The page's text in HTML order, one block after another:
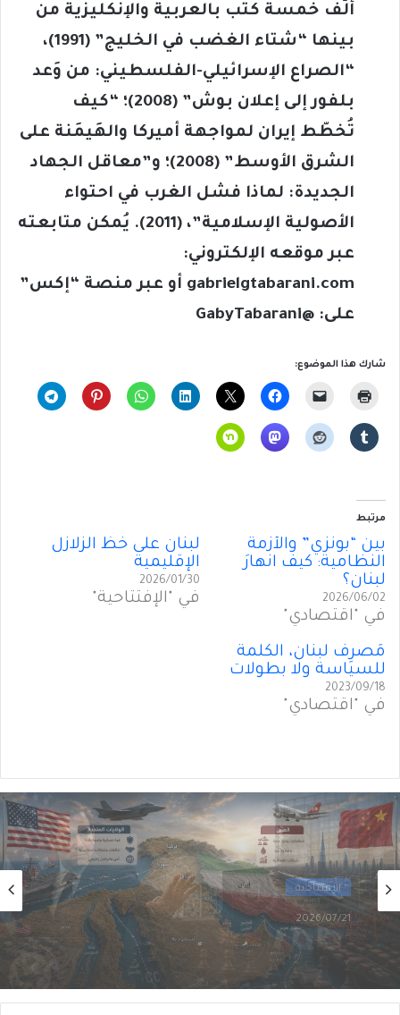
ألّفَ خمسة كتب بالعربية والإنكليزية من
بينها “شتاء الغضب في الخليج” (1991)،
“الصراع الإسرائيلي-الفلسطيني: من وَعد
بلفور إلى إعلان بوش” (2008)؛ “كيف
تُخطّط إيران لمواجهة أميركا والهَيمَنة على
الشرق الأوسط” (2008)؛ و”معاقل الجهاد
الجديدة: لماذا فشل الغرب في احتواء
الأصولية الإسلامية”، (2011). يُمكن متابعته
عبر موقعه الإلكتروني:
gabrielgtabarani.com أو عبر منصة “إكس”
على: @GabyTabarani
شارك هذا الموضوع:
مرتبط
بين “بونزي” والأزمة
النظامية: كيف انهارَ
لبنان؟
2026/06/02
في "اقتصادي"
لبنان على خطِّ الزلازل
الإقليمية
2026/01/30
في "الإفتتاحية"
مَصرِف لبنان، الكلمة
للسياسة ولا بطولات
2023/09/18
في "اقتصادي"
الإفتتاحية
2026/07/08
واشنطن وبكين في الشرق الأوسط: تنافُسٌ لا
يَحتَمِلُ الفوضى